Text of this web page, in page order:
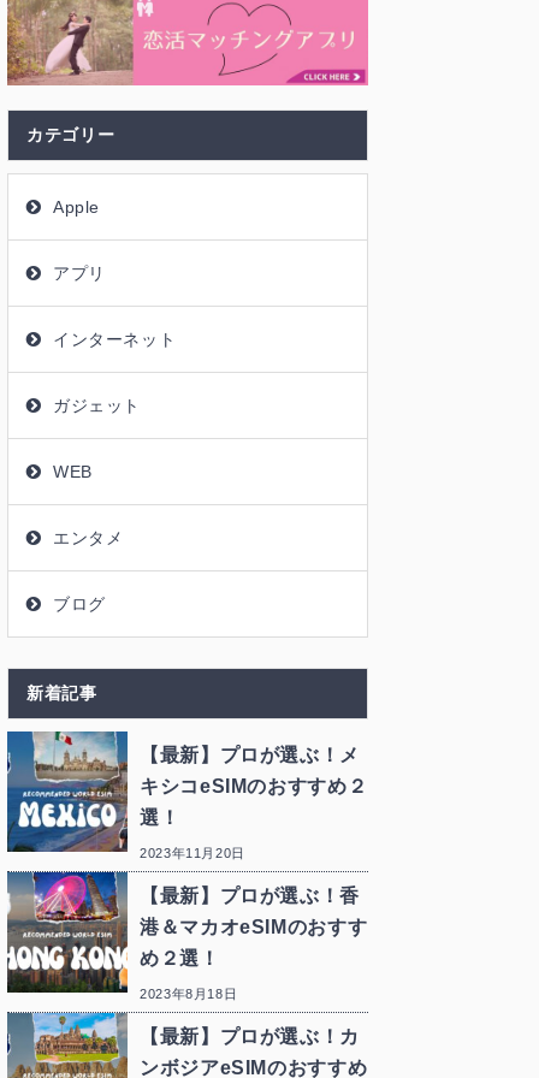
カテゴリー
Apple
アプリ
インターネット
ガジェット
WEB
エンタメ
ブログ
新着記事
【最新】プロが選ぶ！メ
キシコeSIMのおすすめ２
選！
2023年11月20日
【最新】プロが選ぶ！香
港＆マカオeSIMのおすす
め２選！
2023年8月18日
【最新】プロが選ぶ！カ
ンボジアeSIMのおすすめ